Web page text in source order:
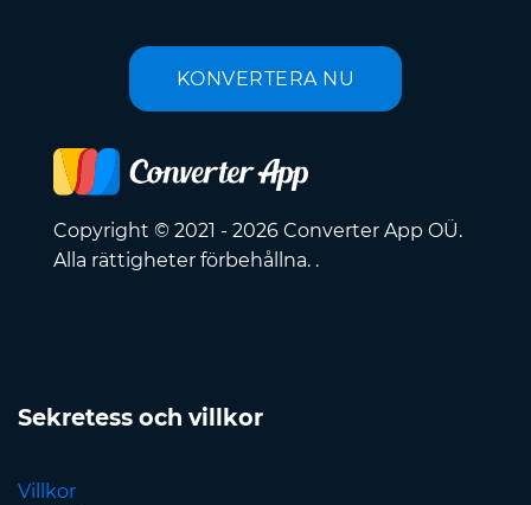
KONVERTERA NU
Copyright © 2021 - 2026 Converter App OÜ.
Alla rättigheter förbehållna. .
Sekretess och villkor
Villkor